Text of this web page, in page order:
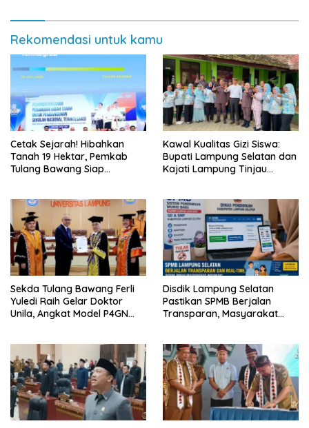
Rekomendasi untuk kamu
Cetak Sejarah! Hibahkan
Tanah 19 Hektar, Pemkab
Tulang Bawang Siap
Lampung
Kawal Kualitas Gizi Siswa:
Bupati Lampung Selatan dan
Kajati Lampung Tinjau
Sekda Tulang Bawang Ferli
Yuledi Raih Gelar Doktor
Unila, Angkat Model P4GN
Disdik Lampung Selatan
Pastikan SPMB Berjalan
Transparan, Masyarakat